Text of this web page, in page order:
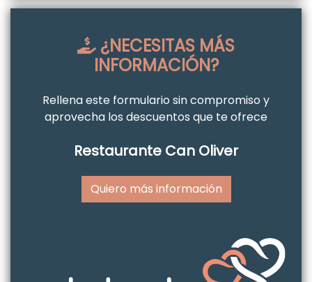
¿NECESITAS MÁS
INFORMACIÓN?
Rellena este formulario sin compromiso y
aprovecha los descuentos que te ofrece
Restaurante Can Oliver
Quiero más información